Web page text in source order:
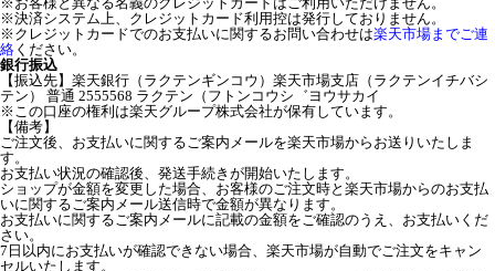
※決済システム上、クレジットカード利用控は発行しておりません。
※クレジットカードでのお支払いに関するお問い合わせは楽天市場までご連
絡 ください。
銀行振込
【振込先】楽天銀行（ラクテンギンコウ）楽天市場支店（ラクテンイチバシ
テン） 普通 2555568 ラクテン（フトンコウシ゛ヨウサカイ
※この口座の権利は楽天グループ株式会社が保有しています。
【備考】
ご注文後、お支払いに関するご案内メールを楽天市場からお送りいたしま
す。
お支払い状況の確認後、発送手続きが開始いたします。
ショップが金額を変更した場合、お客様のご注文時と楽天市場からのお支払
いに関するご案内メール送信時で金額が異なります。
お支払いに関するご案内メールに記載の金額をご確認のうえ、お支払いくだ
さい。
7日以内にお支払いが確認できない場合、楽天市場が自動でご注文をキャン
セルいたします。